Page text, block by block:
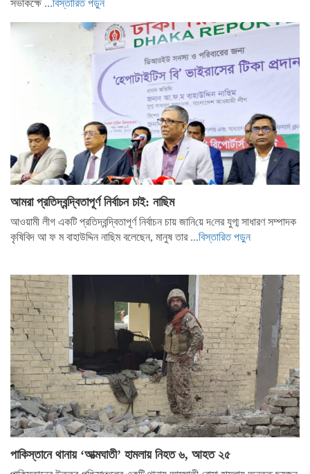
সভাকক্ষে ...বিস্তারিত পড়ুন
আমরা প্রতিদ্বন্দ্বিতাপূর্ণ নির্বাচন চাই: না‌ছিম
আওয়ামী লীগ একটি প্রতিদ্বন্দ্বিতাপূর্ণ নির্বাচন চায় জা‌নি‌য়ে দ‌লের যুগ্ম সাধারণ সম্পাদক
কৃষিবিদ আ ফ ম বাহাউদ্দিন নাছিম বলেছেন, মানুষ তার ...বিস্তারিত পড়ুন
পাকিস্তানে থানায় ‘আত্মঘাতী’ হামলায় নিহত ৬, আহত ২৫